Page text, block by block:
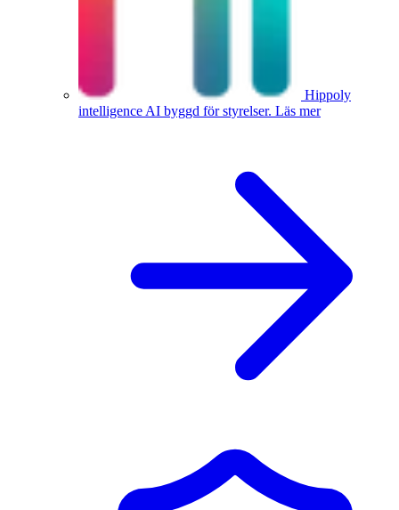
Hippoly
intelligence AI byggd för styrelser. Läs mer